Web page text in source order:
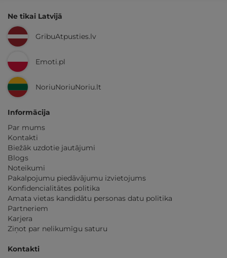
Ne tikai Latvijā
GribuAtpusties.lv
Emoti.pl
NoriuNoriuNoriu.lt
Informācija
Par mums
Kontakti
Biežāk uzdotie jautājumi
Blogs
Noteikumi
Pakalpojumu piedāvājumu izvietojums
Konfidencialitātes politika
Amata vietas kandidātu personas datu politika
Partneriem
Karjera
Ziņot par nelikumīgu saturu
Kontakti